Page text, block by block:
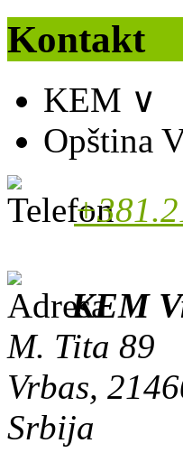
Kontakt
KEM ∨
Opština
KEM
M. Tita 89
Vrbas,
Srbija